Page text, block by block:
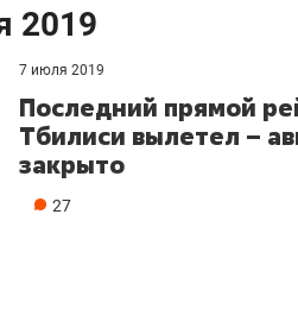
2019
7 июля 2019
Последний прямой
Тбилиси вылетел –
закрыто
27
Мазитов
может